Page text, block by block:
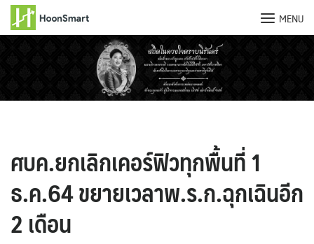
MENU
ศบค.ยกเลิกเคอร์ฟิวทุกพื้นที่ 1
ธ.ค.64 ขยายเวลาพ.ร.ก.ฉุกเฉินอีก
2 เดือน